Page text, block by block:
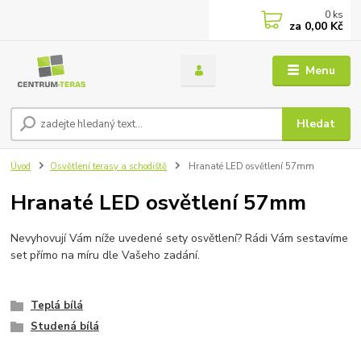
Menu
Hledat
0 ks
za 0,00 Kč
Úvod Osvětlení terasy a schodiště Hranaté LED osvětlení 57mm
Hranaté LED osvětlení 57mm
Nevyhovují Vám níže uvedené sety osvětlení? Rádi Vám sestavíme
set přímo na míru dle Vašeho zadání.
Teplá bílá
Studená bílá